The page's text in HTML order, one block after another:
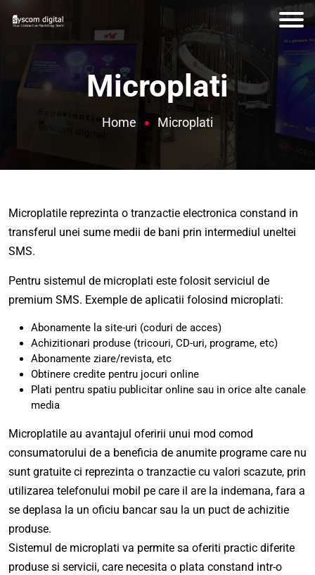
Microplati
Home Microplati
Microplatile reprezinta o tranzactie electronica constand in
transferul unei sume medii de bani prin intermediul uneltei
SMS.
Pentru sistemul de microplati este folosit serviciul de
premium SMS. Exemple de aplicatii folosind microplati:
Abonamente la site-uri (coduri de acces)
Achizitionari produse (tricouri, CD-uri, programe, etc)
Abonamente ziare/revista, etc
Obtinere credite pentru jocuri online
Plati pentru spatiu publicitar online sau in orice alte canale
media
Microplatile au avantajul oferirii unui mod comod
consumatorului de a beneficia de anumite programe care nu
sunt gratuite ci reprezinta o tranzactie cu valori scazute, prin
utilizarea telefonului mobil pe care il are la indemana, fara a
se deplasa la un oficiu bancar sau la un puct de achizitie
produse.
Sistemul de microplati va permite sa oferiti practic diferite
produse si servicii, care necesita o plata constand intr-o